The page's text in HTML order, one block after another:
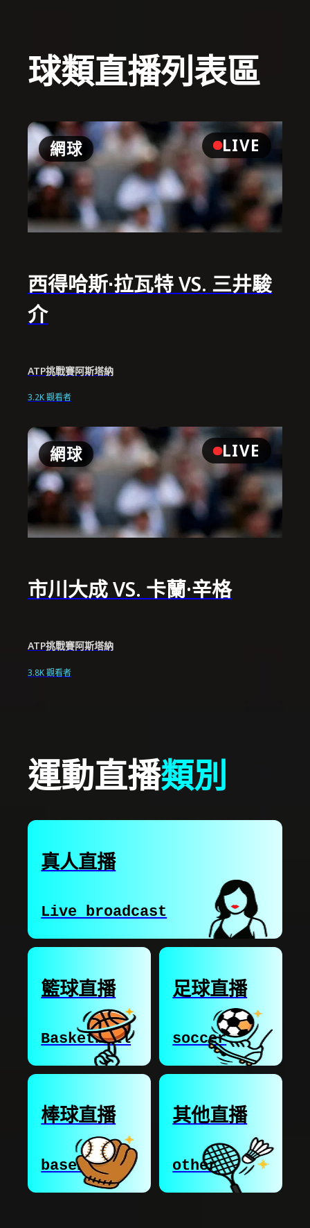
球類直播列表區
網球 LIVE
西得哈斯∙拉瓦特 VS. 三井駿
介
ATP挑戰賽阿斯塔納
3.2K 觀看者
網球 LIVE
市川大成 VS. 卡蘭·辛格
ATP挑戰賽阿斯塔納
3.8K 觀看者
運動直播類別
真人直播
Live broadcast
籃球直播
Basketball
足球直播
soccer
棒球直播
baseball
其他直播
other